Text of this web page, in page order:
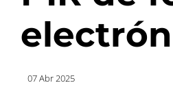
07 Abr 2025